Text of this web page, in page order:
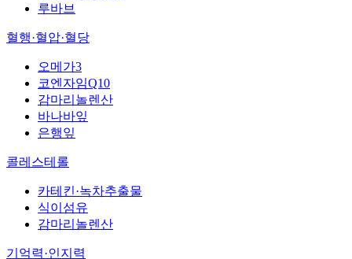
루바브
혈행·혈압·혈당
오메가3
코엔자임Q10
감마리놀렌산
바나바잎
은행잎
콜레스테롤
카테킨·녹차추출물
식이섬유
감마리놀렌산
기억력·인지력